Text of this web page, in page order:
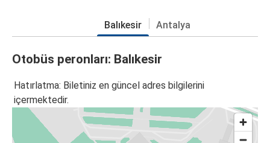
Balıkesir Antalya
Otobüs peronları: Balıkesir
Hatırlatma: Biletiniz en güncel adres bilgilerini
içermektedir.